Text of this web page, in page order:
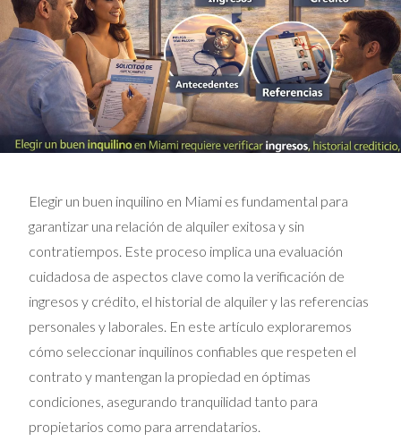
Elegir un buen inquilino en Miami es fundamental para
garantizar una relación de alquiler exitosa y sin
contratiempos. Este proceso implica una evaluación
cuidadosa de aspectos clave como la verificación de
ingresos y crédito, el historial de alquiler y las referencias
personales y laborales. En este artículo exploraremos
cómo seleccionar inquilinos confiables que respeten el
contrato y mantengan la propiedad en óptimas
condiciones, asegurando tranquilidad tanto para
propietarios como para arrendatarios.